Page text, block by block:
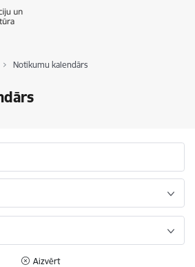
Notikumu kalendārs
Aizvērt